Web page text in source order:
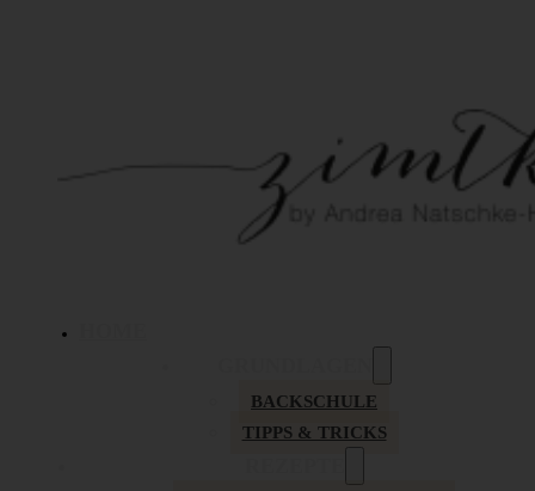
BACKSCHULE
TIPPS & TRICKS